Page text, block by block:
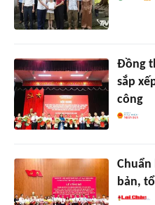
Đồng
sắp
công
bản,